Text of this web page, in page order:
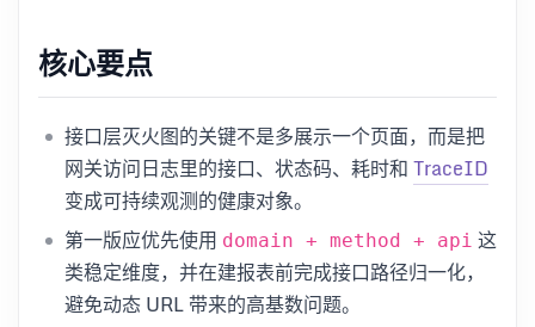
核心要点
接口层灭火图的关键不是多展示一个页面，而是把
网关访问日志里的接口、状态码、耗时和TraceID
变成可持续观测的健康对象。
第一版应优先使用 domain + method + api 这
类稳定维度，并在建报表前完成接口路径归一化，
避免动态 URL 带来的高基数问题。